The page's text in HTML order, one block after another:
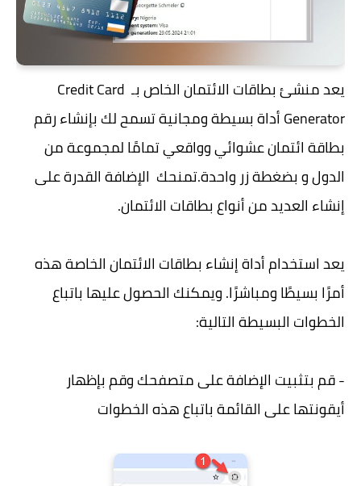
يعد منشئ بطاقات الائتمان الخاص بـ Credit Card
Generator أداة بسيطة ومجانية تسمح لك بإنشاء رقم
بطاقة ائتمان عشوائي وواقعي تمامًا لمجموعة من
الدول و بضغطة زر واحدة.تمنحك الإضافة القدرة على
إنشاء العديد من أنواع بطاقات الائتمان.
يعد استخدام أداة إنشاء بطاقات الائتمان الخاصة هذه
أمرًا بسيطًا ومباشرًا. ويمكنك الحصول عليها باتباع
الخطوات البسيطة التالية:
- قم بتثبيت الإضافة على متصفحك وقم بإظهار
أيقونتها على القائمة باتباع هذه الخطوات